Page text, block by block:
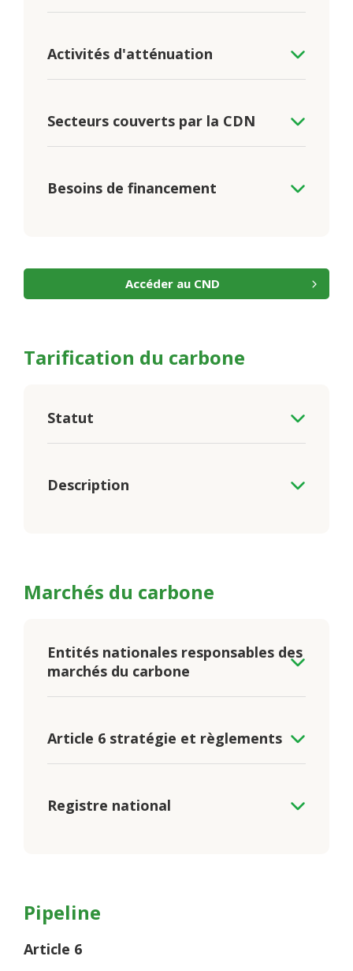
Activités d'atténuation
Secteurs couverts par la CDN
Besoins de financement
Accéder au CND
Tarification du carbone
Statut
Description
Marchés du carbone
Entités nationales responsables des
marchés du carbone
Article 6 stratégie et règlements
Registre national
Pipeline
Article 6